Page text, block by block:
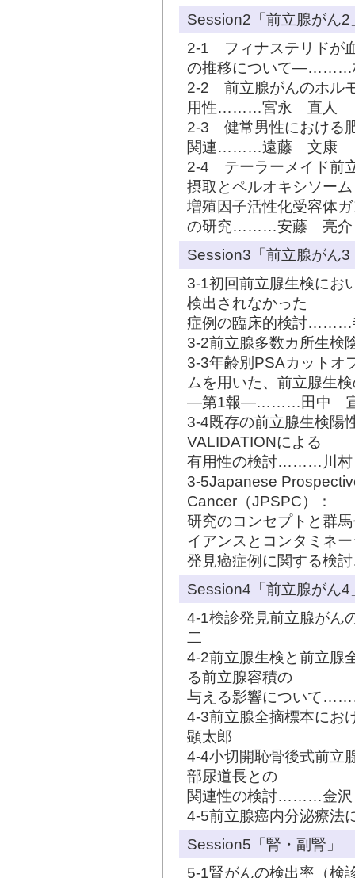
Session2「前立腺がん2
2-1 フィナステリドが
の推移について
2-2 前立腺がんのホル
用性………宮永 直人
2-3 健常男性における
関連………遠藤 文康
2-4 テーラーメイド前
摂取とペルオキシソーム
増殖因子活性化受容体
の研究………安藤 亮介
Session3「前立腺がん3
3-1初回前立腺生検にお
検出されなかった
症例の臨床的検討
3-2前立腺多数カ所生
3-3年齢別PSAカットオ
ムを用いた、前立腺生
―第1報―………田中
3-4既存の前立腺生検陽
VALIDATIONによる
有用性の検討………川
3-5Japanese
Cancer（JPSPC）：
研究のコンセプトと群
イアンスとコンタミネ
発見癌症例に関する検
Session4「前立腺がん4
4-1検診発見前立腺が
二
4-2前立腺生検と前立腺
る前立腺容積の
与える影響について
4-3前立腺全摘標本に
顕太郎
4-4小切開恥骨後式前立
部尿道長との
関連性の検討………金
4-5前立腺癌内分泌療
Session5「腎・副腎」
5-1腎がんの検出率（検